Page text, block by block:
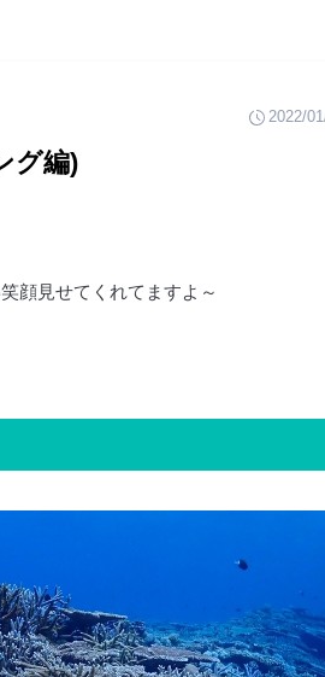
2022/
グ編)
顔見せてくれてますよ～